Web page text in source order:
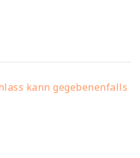
kann gegebenenfalls